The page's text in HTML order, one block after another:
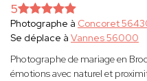
5
Photographe à Concoret
Se déplace à Vannes 56000
Photographe de mariage en
émotions avec naturel et